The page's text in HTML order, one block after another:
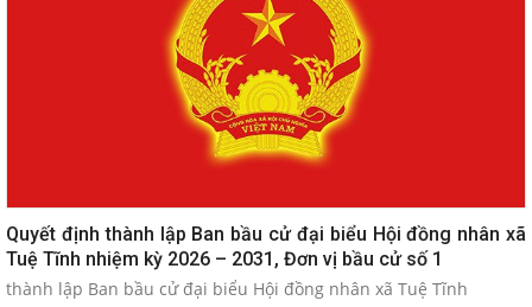
Quyết định thành lập Ban bầu cử đại biểu Hội đồng nhân xã
Tuệ Tĩnh nhiệm kỳ 2026 – 2031, Đơn vị bầu cử số 1
thành lập Ban bầu cử đại biểu Hội đồng nhân xã Tuệ Tĩnh